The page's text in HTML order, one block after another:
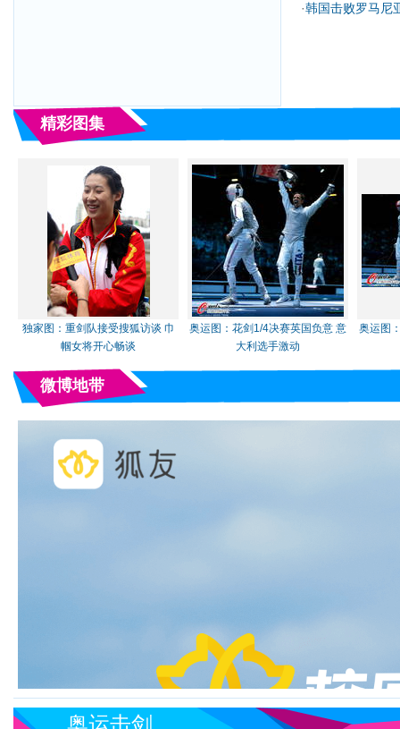
·韩国击败罗马尼
精彩图集
独家图：重剑队接受搜狐访谈 巾
帼女将开心畅谈
奥运图：花剑1/4决赛英国负意 意
大利选手激动
奥运图
微博地带